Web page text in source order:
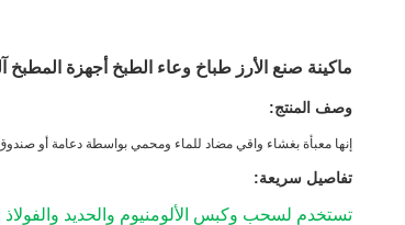
ماكينة صنع الأرز طباخ وعاء الطبخ أجهزة المطبخ
وصف المنتج:
إنها معبأة بغشاء واقي مضاد للماء ومحمي بواسطة دعامة أو
تفاصيل سريعة:
تستخدم لسحب وكبس الألومنيوم والحديد والفولاذ